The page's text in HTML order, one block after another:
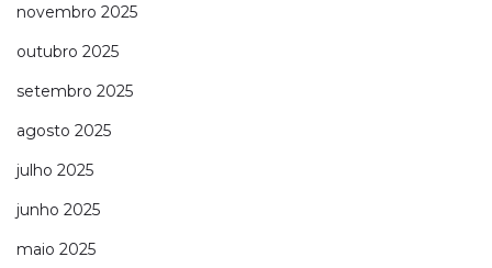
novembro 2025
outubro 2025
setembro 2025
agosto 2025
julho 2025
junho 2025
maio 2025